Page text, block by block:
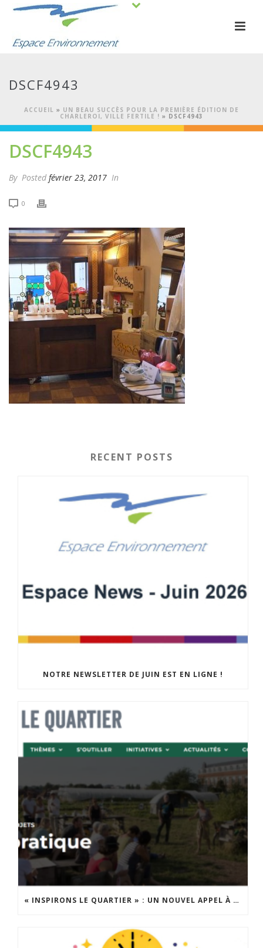
DSCF4943
ACCUEIL » UN BEAU SUCCÈS POUR LA PREMIÈRE ÉDITION DE
CHARLEROI, VILLE FERTILE ! » DSCF4943
DSCF4943
By Posted février 23, 2017 In
0
RECENT POSTS
NOTRE NEWSLETTER DE JUIN EST EN LIGNE !
« INSPIRONS LE QUARTIER » : UN NOUVEL APPEL À PROJETS EST LANCÉ !